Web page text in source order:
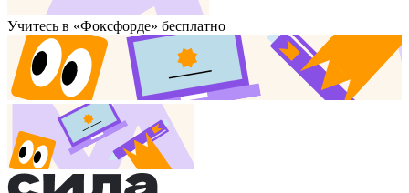
Учитесь в «Фоксфорде» бесплатно